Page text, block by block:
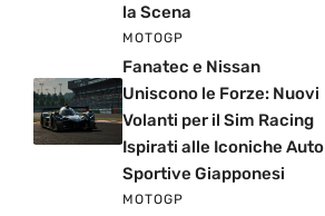
la Scena
MOTOGP
Fanatec e Nissan
Uniscono le Forze: Nuovi
Volanti per il Sim Racing
Ispirati alle Iconiche Auto
Sportive Giapponesi
MOTOGP